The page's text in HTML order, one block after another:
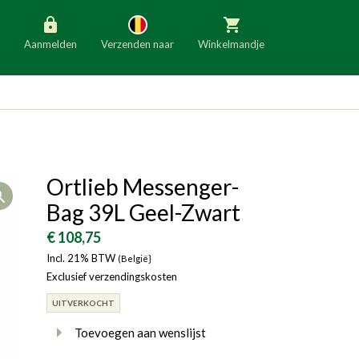
Aanmelden Verzenden naar
Slovenië Italië
Denemarken
Bulgarije
Winkelmandje
Open
Ortlieb Messenger-
Bag 39L Geel-Zwart
€ 108,75
Incl. 21% BTW (België}
Exclusief verzendingskosten
UITVERKOCHT
Toevoegen aan wenslijst